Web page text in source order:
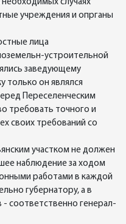
случаях
учреждения и опрганы
лица
устроительной
заведующему
только он являлся
Переселенческим
требовать точного и
своих требований со
участком не должен
наблюдение за ходом
работами в каждой
губернатору, а в
- соответственно генерал-